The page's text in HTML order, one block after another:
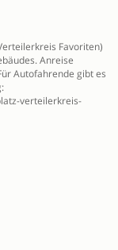
Favoriten)
Anreise
Autofahrende gibt es
verteilerkreis-